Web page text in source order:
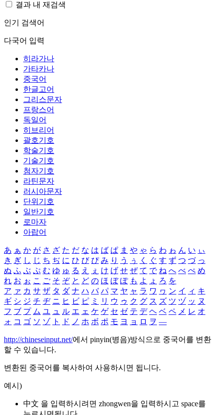
결과 내 재검색
인기 검색어
다국어 입력
히라가나
가타카나
중국어
한글고어
그리스문자
프랑스어
독일어
히브리어
괄호기호
학술기호
기술기호
첨자기호
라틴문자
러시아문자
단위기호
일반기호
로마자
아랍어
あ ぁ か が さ ざ た だ な は ば ぱ ま や ゃ ら わ ゎ ん い ぃ
き ぎ し じ ち ぢ に ひ び ぴ み り う ぅ く ぐ す ず つ づ っ
ぬ ふ ぶ ぷ む ゆ ゅ る え ぇ け げ せ ぜ て で ね へ べ ぺ め
れ お ぉ こ ご そ ぞ と ど の ほ ぼ ぽ も よ ょ ろ を
ア ァ カ サ ザ タ ダ ナ ハ バ パ マ ヤ ャ ラ ワ ヮ ン イ ィ キ
ギ シ ジ チ ヂ ニ ヒ ビ ピ ミ リ ウ ゥ ク グ ス ズ ツ ヅ ッ ヌ
フ ブ プ ム ユ ュ ル エ ェ ケ ゲ セ ゼ テ デ ヘ ベ ペ メ レ オ
ォ コ ゴ ソ ゾ ト ド ノ ホ ボ ポ モ ヨ ョ ロ ヲ ―
http://chineseinput.net/에서 pinyin(병음)방식으로 중국어를 변환
할 수 있습니다.
변환된 중국어를 복사하여 사용하시면 됩니다.
예시)
中文 을 입력하시려면 zhongwen을 입력하시고 space를